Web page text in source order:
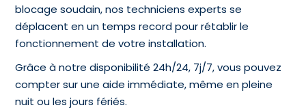
blocage soudain, nos techniciens experts se
déplacent en un temps record pour rétablir le
fonctionnement de votre installation.
Grâce à notre disponibilité 24h/24, 7j/7, vous pouvez
compter sur une aide immédiate, même en pleine
nuit ou les jours fériés.